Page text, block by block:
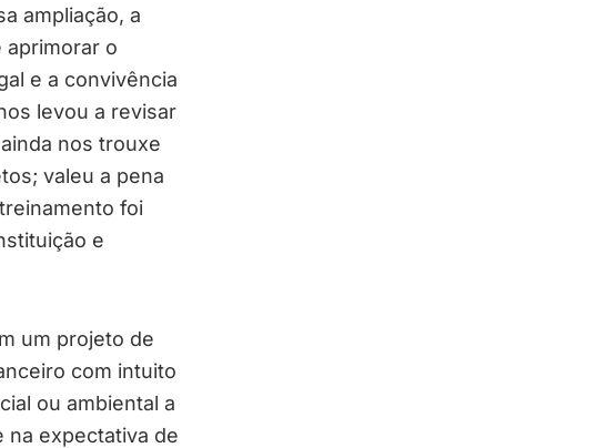
ampliação, a
aprimorar o
e a convivência
levou a revisar
nos trouxe
valeu a pena
foi
e
um projeto de
com intuito
ou ambiental a
na expectativa de